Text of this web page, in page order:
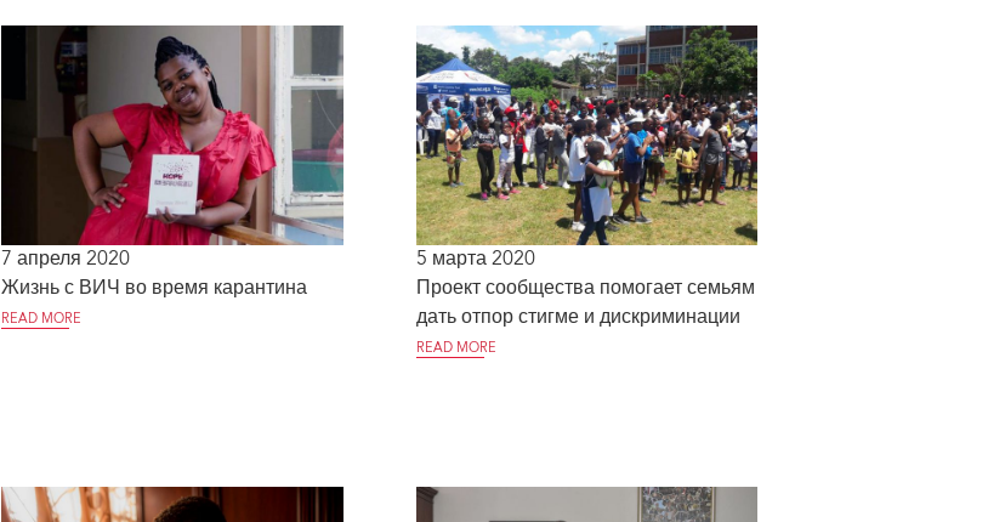
7 апреля 2020
Жизнь с ВИЧ во время карантина
READ MORE
5 марта 2020
Проект сообщества помогает семьям
дать отпор стигме и дискриминации
READ MORE